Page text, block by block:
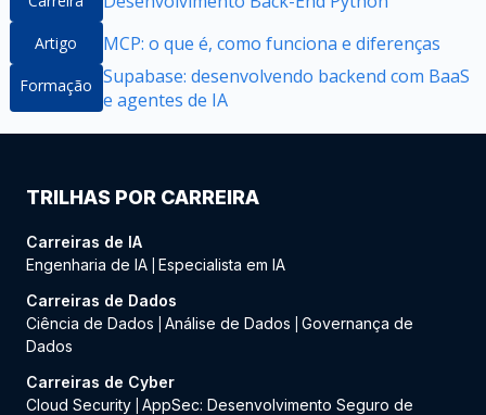
Artigo MCP: o que é, como funciona e diferenças
Formação Supabase: desenvolvendo backend com BaaS
e agentes de IA
TRILHAS POR CARREIRA
Carreiras de IA
Engenharia de IA Especialista em IA
Carreiras de Dados
Ciência de Dados
Análise de Dados
Governança de
Dados
Carreiras de Cyber
Cloud Security AppSec: Desenvolvimento Seguro de